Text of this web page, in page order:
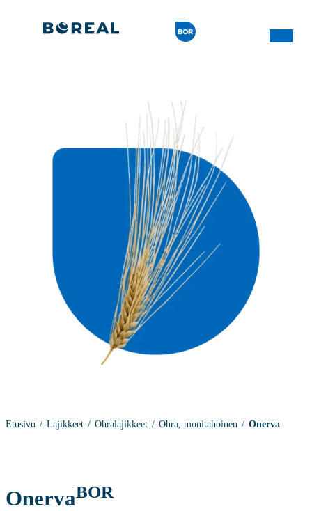
Etusivu Lajikkeet Ohralajikkeet Ohra, monitahoinen Onerva
OnervaBOR